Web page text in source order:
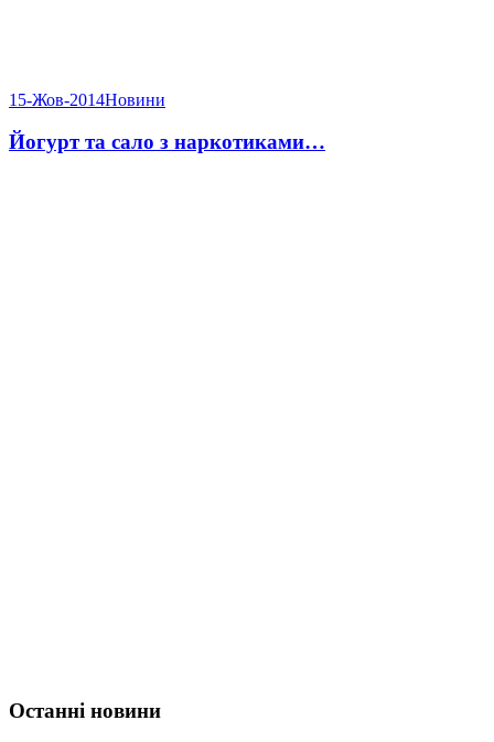
15-Жов-2014Новини
Йогурт та сало з наркотиками…
Останні новини